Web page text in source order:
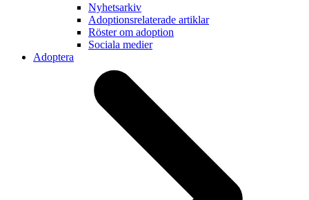
Nyhetsarkiv
Adoptionsrelaterade artiklar
Röster om adoption
Sociala medier
Adoptera